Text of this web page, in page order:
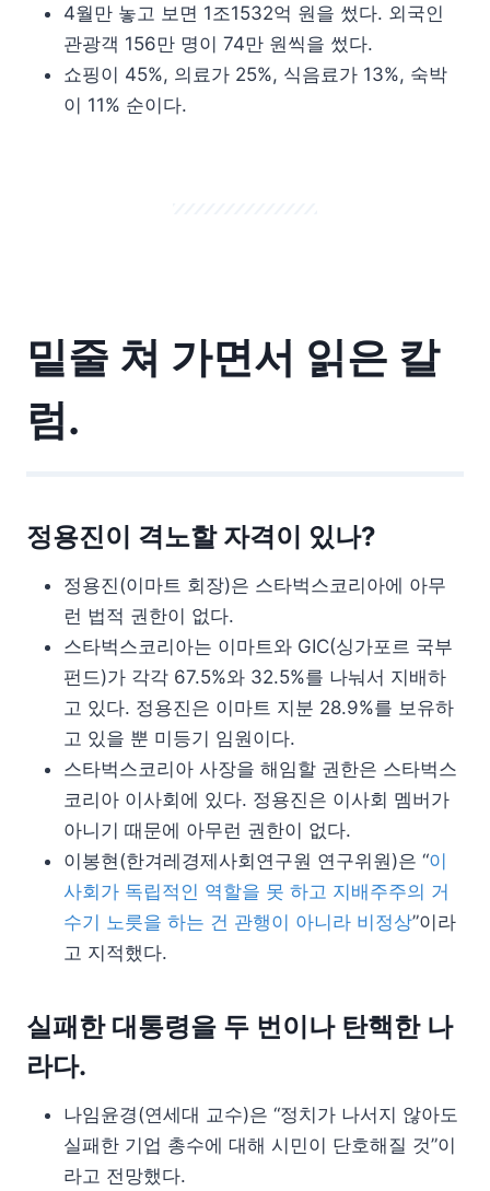
4월만 놓고 보면 1조1532억 원을 썼다. 외국인
관광객 156만 명이 74만 원씩을 썼다.
쇼핑이 45%, 의료가 25%, 식음료가 13%, 숙박
이 11% 순이다.
밑줄 쳐 가면서 읽은 칼
럼.
정용진이 격노할 자격이 있나?
정용진(이마트 회장)은 스타벅스코리아에 아무
런 법적 권한이 없다.
스타벅스코리아는 이마트와 GIC(싱가포르 국부
펀드)가 각각 67.5%와 32.5%를 나눠서 지배하
고 있다. 정용진은 이마트 지분 28.9%를 보유하
고 있을 뿐 미등기 임원이다.
스타벅스코리아 사장을 해임할 권한은 스타벅스
코리아 이사회에 있다. 정용진은 이사회 멤버가
아니기 때문에 아무런 권한이 없다.
이봉현(한겨레경제사회연구원 연구위원)은 “이
사회가 독립적인 역할을 못 하고 지배주주의 거
수기 노릇을 하는 건 관행이 아니라 비정상”이라
고 지적했다.
실패한 대통령을 두 번이나 탄핵한 나
라다.
나임윤경(연세대 교수)은 “정치가 나서지 않아도
실패한 기업 총수에 대해 시민이 단호해질 것”이
라고 전망했다.